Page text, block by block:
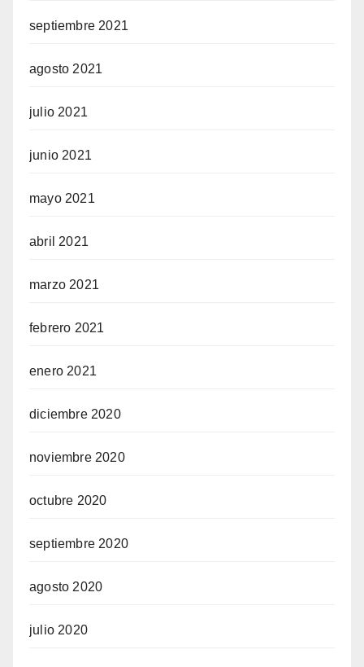
septiembre 2021
agosto 2021
julio 2021
junio 2021
mayo 2021
abril 2021
marzo 2021
febrero 2021
enero 2021
diciembre 2020
noviembre 2020
octubre 2020
septiembre 2020
agosto 2020
julio 2020